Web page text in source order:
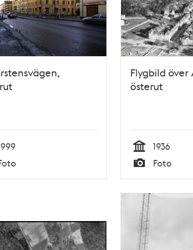
Flygbild över
österut
Tid
1936
Typ
Foto